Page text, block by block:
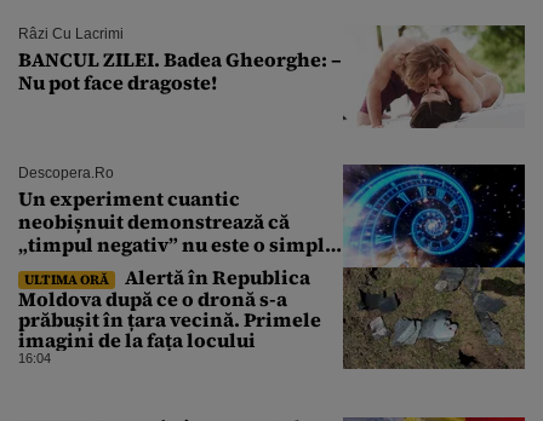
Râzi Cu Lacrimi
BANCUL ZILEI. Badea Gheorghe: –
Nu pot face dragoste!
Descopera.ro
Un experiment cuantic
neobișnuit demonstrează că
„timpul negativ” nu este o simplă
iluzie
ULTIMA ORĂ
Alertă în Republica
Moldova după ce o dronă s-a
prăbușit în țara vecină. Primele
imagini de la fața locului
16:04